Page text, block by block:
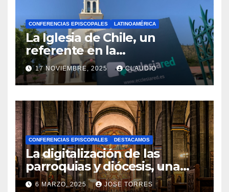
CONFERENCIAS EPISCOPALES LATINOAMÉRICA
La Iglesia de Chile, un
referente en la
transformación digital
gracias a Ecclesiared
17 NOVIEMBRE, 2025 CLAUDIO
H
A
Y
C
O
CONFERENCIAS EPISCOPALES DESTACAMOS
La digitalización de las
parroquias y diócesis, una
realidad ya para el futuro de
6 MARZO, 2025 JOSE TORRES